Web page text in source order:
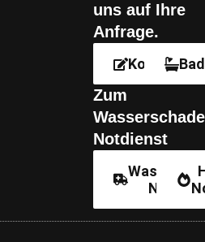
uns auf Ihre
Anfrage.
Kontakt
Zum
Notdienst